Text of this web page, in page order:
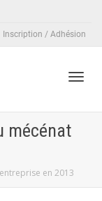
Inscription / Adhésion
mécénat
en 2013